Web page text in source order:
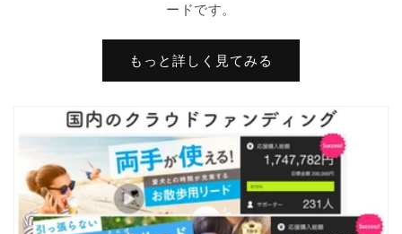
ードです。
もっと詳しく見てみる